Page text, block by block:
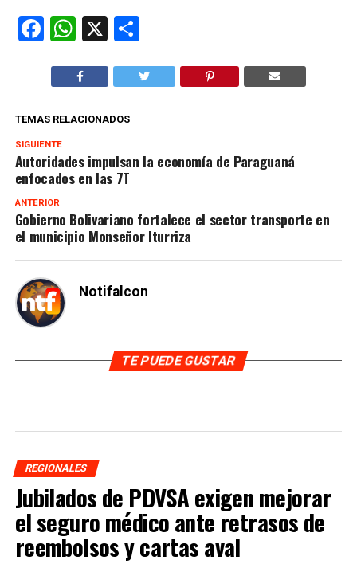
Facebook
WhatsApp
X Compartir
TEMAS RELACIONADOS
SIGUIENTE
Autoridades impulsan la economía de Paraguaná
enfocados en las 7T
ANTERIOR
​Gobierno Bolivariano fortalece el sector transporte en
el municipio Monseñor Iturriza
Notifalcon
TE PUEDE GUSTAR
REGIONALES
Jubilados de PDVSA exigen mejorar
el seguro médico ante retrasos de
reembolsos y cartas aval